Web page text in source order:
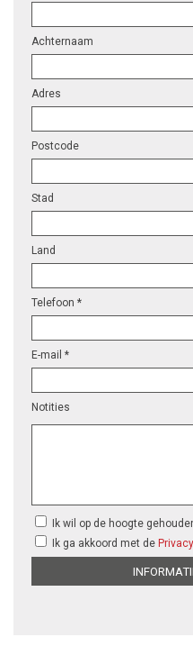
Achternaam
Adres
Postcode
Stad
Land
Telefoon *
E-mail *
Notities
Ik wil op de hoogte
Ik ga akkoord met de